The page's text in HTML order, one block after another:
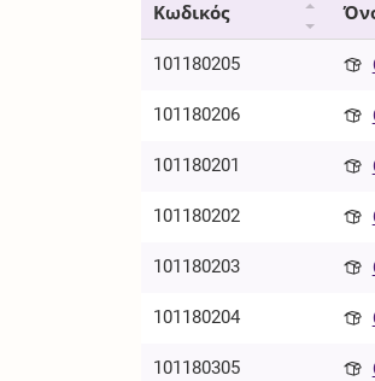
Κωδικός
101180205
101180206
101180201
101180202
101180203
101180204
101180305